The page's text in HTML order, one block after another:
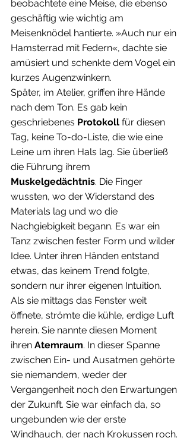
beobachtete eine Meise, die ebenso
geschäftig wie wichtig am
Meisenknödel hantierte. »Auch nur ein
Hamsterrad mit Federn«, dachte sie
amüsiert und schenkte dem Vogel ein
kurzes Augenzwinkern.
Später, im Atelier, griffen ihre Hände
nach dem Ton. Es gab kein
geschriebenes Protokoll für diesen
Tag, keine To-do-Liste, die wie eine
Leine um ihren Hals lag. Sie überließ
die Führung ihrem
Muskelgedächtnis. Die Finger
wussten, wo der Widerstand des
Materials lag und wo die
Nachgiebigkeit begann. Es war ein
Tanz zwischen fester Form und wilder
Idee. Unter ihren Händen entstand
etwas, das keinem Trend folgte,
sondern nur ihrer eigenen Intuition.
Als sie mittags das Fenster weit
öffnete, strömte die kühle, erdige Luft
herein. Sie nannte diesen Moment
ihren Atemraum. In dieser Spanne
zwischen Ein- und Ausatmen gehörte
sie niemandem, weder der
Vergangenheit noch den Erwartungen
der Zukunft. Sie war einfach da, so
ungebunden wie der erste
Windhauch, der nach Krokussen roch.